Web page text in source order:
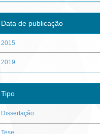
Data de publicação
2015
2019
Tipo
Dissertação
Tese